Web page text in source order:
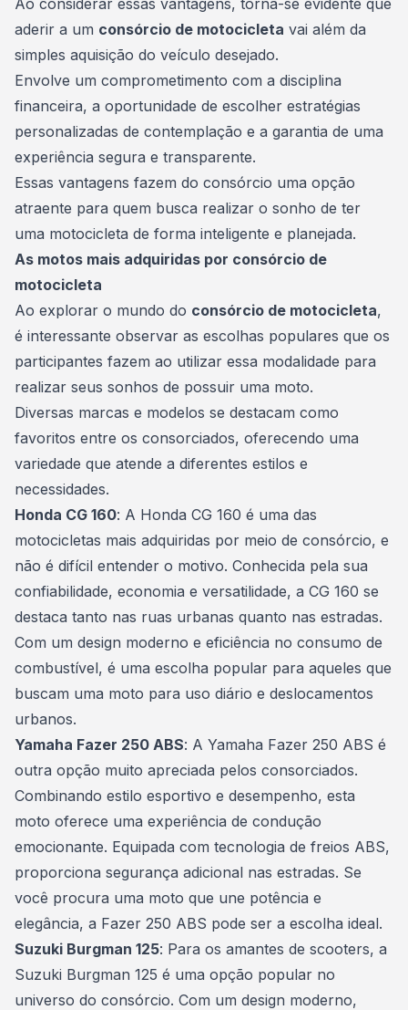
Ao considerar essas vantagens, torna-se evidente que
aderir a um consórcio de motocicleta vai além da
simples aquisição do veículo desejado.
Envolve um comprometimento com a disciplina
financeira, a oportunidade de escolher estratégias
personalizadas de contemplação e a garantia de uma
experiência segura e transparente.
Essas vantagens fazem do consórcio uma opção
atraente para quem busca realizar o sonho de ter
uma motocicleta de forma inteligente e planejada.
As motos mais adquiridas por consórcio de
motocicleta
Ao explorar o mundo do consórcio de motocicleta,
é interessante observar as escolhas populares que os
participantes fazem ao utilizar essa modalidade para
realizar seus sonhos de possuir uma moto.
Diversas marcas e modelos se destacam como
favoritos entre os consorciados, oferecendo uma
variedade que atende a diferentes estilos e
necessidades.
Honda CG 160: A Honda CG 160 é uma das
motocicletas mais adquiridas por meio de consórcio, e
não é difícil entender o motivo. Conhecida pela sua
confiabilidade, economia e versatilidade, a CG 160 se
destaca tanto nas ruas urbanas quanto nas estradas.
Com um design moderno e eficiência no consumo de
combustível, é uma escolha popular para aqueles que
buscam uma moto para uso diário e deslocamentos
urbanos.
Yamaha Fazer 250 ABS: A Yamaha Fazer 250 ABS é
outra opção muito apreciada pelos consorciados.
Combinando estilo esportivo e desempenho, esta
moto oferece uma experiência de condução
emocionante. Equipada com tecnologia de freios ABS,
proporciona segurança adicional nas estradas. Se
você procura uma moto que une potência e
elegância, a Fazer 250 ABS pode ser a escolha ideal.
Suzuki Burgman 125: Para os amantes de scooters, a
Suzuki Burgman 125 é uma opção popular no
universo do consórcio. Com um design moderno,